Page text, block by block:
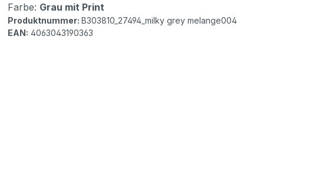
Farbe: Grau mit Print
Produktnummer: B303810_27494_milky grey melange004
EAN: 4063043190363